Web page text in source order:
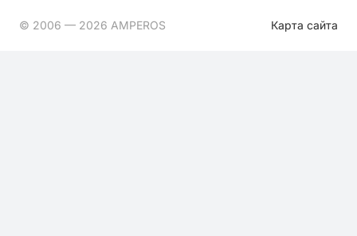
© 2006 — 2026 AMPEROS Карта сайта